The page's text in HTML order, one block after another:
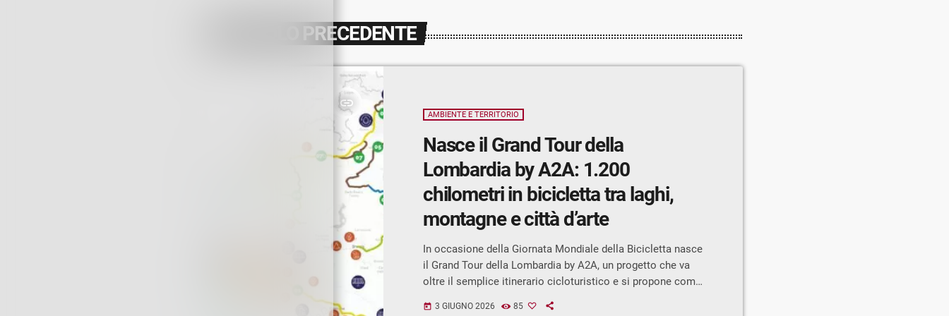
ARTICOLO PRECEDENTE
insert_link
AMBIENTE E TERRITORIO
Nasce il Grand Tour della
Lombardia by A2A: 1.200
chilometri in bicicletta tra laghi,
montagne e città d’arte
In occasione della Giornata Mondiale della Bicicletta nasce
il Grand Tour della Lombardia by A2A, un progetto che va
oltre il semplice itinerario cicloturistico e si propone come
today 3 GIUGNO 2026 85